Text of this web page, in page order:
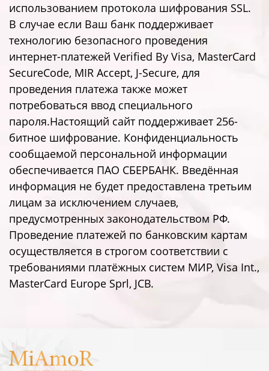
использованием протокола шифрования SSL.
В случае если Ваш банк поддерживает
технологию безопасного проведения
интернет-платежей Verified By Visa, MasterCard
SecureCode, MIR Accept, J-Secure, для
проведения платежа также может
потребоваться ввод специального
пароля.Настоящий сайт поддерживает 256-
битное шифрование. Конфиденциальность
сообщаемой персональной информации
обеспечивается ПАО СБЕРБАНК. Введённая
информация не будет предоставлена третьим
лицам за исключением случаев,
предусмотренных законодательством РФ.
Проведение платежей по банковским картам
осуществляется в строгом соответствии с
требованиями платёжных систем МИР, Visa Int.,
MasterCard Europe Sprl, JCB.